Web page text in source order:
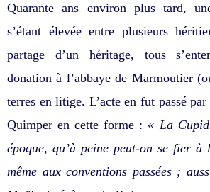
Quarante ans environ plus tard,
s’étant élevée entre plusieurs
partage d’un héritage, tous
donation à l’abbaye de Marmoutier
terres en litige. L’acte en fut passé
Quimper en cette forme : « La
époque, qu’à peine peut-on se fier à
même aux conventions passées ;